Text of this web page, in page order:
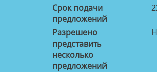
Срок подачи
предложений
Разрешено
представить
несколько
предложений